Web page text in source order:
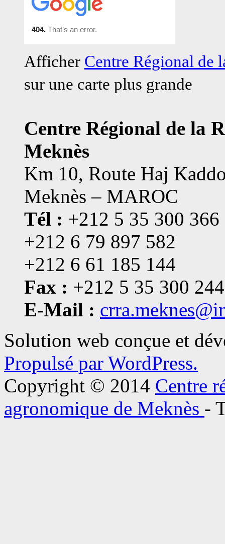
Afficher Centre Régional de
sur une carte plus grande
Centre Régional de la
Meknès
Km 10, Route Haj
Meknès – MAROC
Tél : +212 5 35 300 366
+212 6 79 897 582
+212 6 61 185 144
Fax : +212 5 35 300 244
E-Mail :
Solution web conçue et
Propulsé par WordPress.
Copyright © 2014 Centre
agronomique de Meknès -